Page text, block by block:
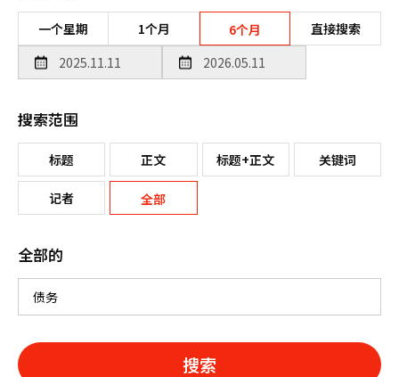
一个星期 1个月 6个月 直接搜索
搜索范围
标题 正文 标题+正文 关键词
记者 全部
全部的
搜索